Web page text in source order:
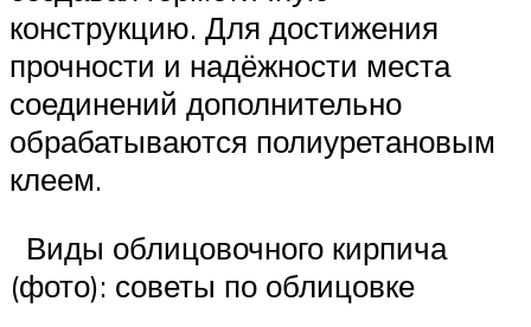
конструкцию. Для достижения
прочности и надёжности места
соединений дополнительно
обрабатываются полиуретановым
клеем.
Виды облицовочного кирпича
(фото): советы по облицовке